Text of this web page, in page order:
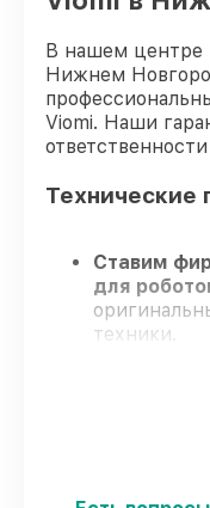
В нашем центре
Нижнем
Viomi. Наши
Технические
Ставим
для
техники.
проходят